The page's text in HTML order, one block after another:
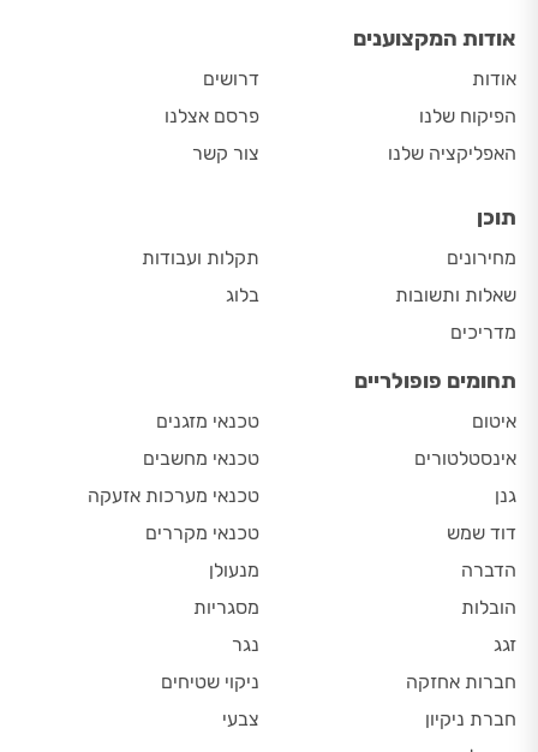
אודות המקצוענים
אודות
הפיקוח שלנו
האפליקציה שלנו
דרושים
פרסם אצלנו
צור קשר
תוכן
מחירונים
שאלות ותשובות
מדריכים
תקלות ועבודות
בלוג
תחומים פופולריים
איטום
אינסטלטורים
גנן
דוד שמש
הדברה
הובלות
זגג
חברות אחזקה
חברת ניקיון
טכנאי מזגנים
טכנאי מחשבים
טכנאי מערכות אזעקה
טכנאי מקררים
מנעולן
מסגריות
נגר
ניקוי שטיחים
צבעי